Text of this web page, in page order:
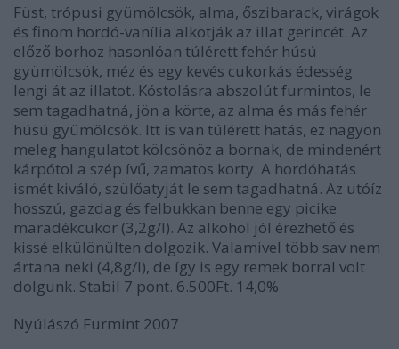
Füst, trópusi gyümölcsök, alma, őszibarack, virágok
és finom hordó-vanília alkotják az illat gerincét. Az
előző borhoz hasonlóan túlérett fehér húsú
gyümölcsök, méz és egy kevés cukorkás édesség
lengi át az illatot. Kóstolásra abszolút furmintos, le
sem tagadhatná, jön a körte, az alma és más fehér
húsú gyümölcsök. Itt is van túlérett hatás, ez nagyon
meleg hangulatot kölcsönöz a bornak, de mindenért
kárpótol a szép ívű, zamatos korty. A hordóhatás
ismét kiváló, szülőatyját le sem tagadhatná. Az utóíz
hosszú, gazdag és felbukkan benne egy picike
maradékcukor (3,2g/l). Az alkohol jól érezhető és
kissé elkülönülten dolgozik. Valamivel több sav nem
ártana neki (4,8g/l), de így is egy remek borral volt
dolgunk. Stabil 7 pont. 6.500Ft. 14,0%
Nyúlászó Furmint 2007